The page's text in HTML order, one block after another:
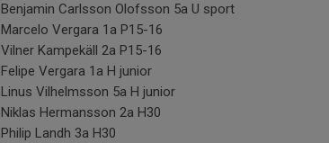
Benjamin Carlsson Olofsson 5a U sport
Marcelo Vergara 1a P15-16
Vilner Kampekäll 2a P15-16
Felipe Vergara 1a H junior
Linus Vilhelmsson 5a H junior
Niklas Hermansson 2a H30
Philip Landh 3a H30